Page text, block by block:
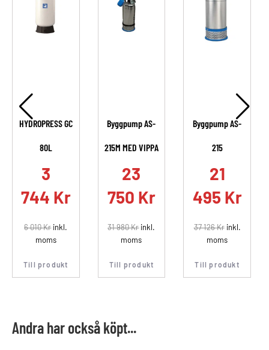
HYDROPRESS GC
80L
3
744 Kr
6 010Krinkl.
moms
Till produkt
Byggpump AS-
215M MED VIPPA
23
750 Kr
31 980Krinkl.
moms
Till produkt
Byggpump AS-
215
21
495 Kr
37 126Krinkl.
moms
Till produkt
Andra har också köpt...